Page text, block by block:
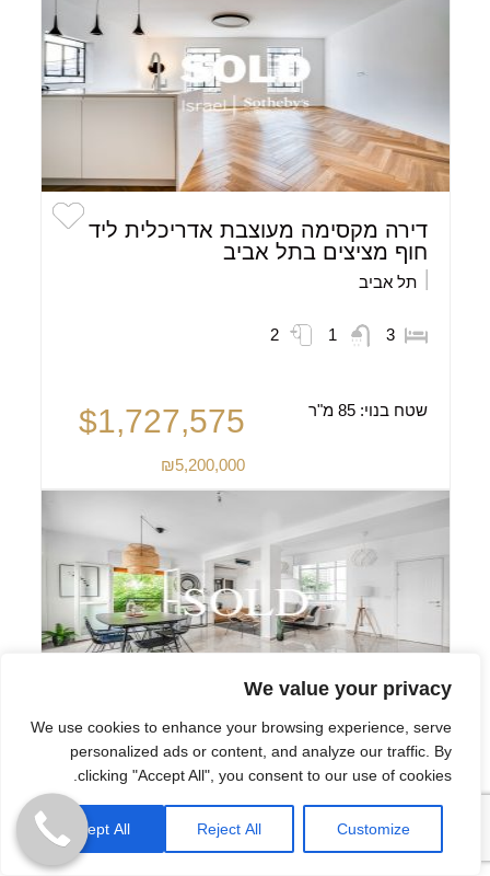
We value your privacy
We use cookies to enhance your browsing experience, serve
personalized ads or content, and analyze our traffic. By
clicking "Accept All", you consent to our use of cookies.
Customize
Reject All
Accept All
דירה מקסימה מעוצבת אדריכלית ליד
חוף מציצים בתל אביב
תל אביב
3
1
2
שטח בנוי:85 מ"ר $1,727,575
₪5,200,000
דירה מעוצבת למכירה במרחק הליכה
לים
2
2
2